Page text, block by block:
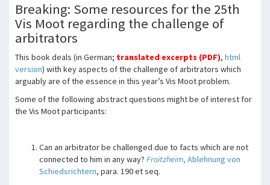
Breaking: Some resources for the 25th
Vis Moot regarding the challenge of
arbitrators
This book deals (in German; translated excerpts (PDF), html
version) with key aspects of the challenge of arbitrators which
arguably are of the essence in this year’s Vis Moot problem.
Some of the following abstract questions might be of interest for
the Vis Moot participants:
Can an arbitrator be challenged due to facts which are not
connected to him in any way? Froitzheim, Ablehnung von
Schiedsrichtern, para. 190 et seq.